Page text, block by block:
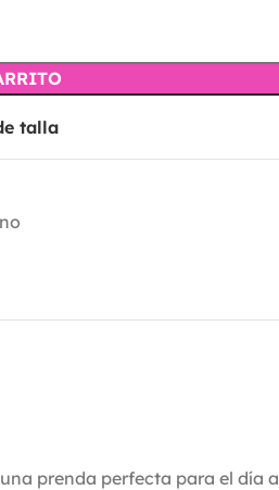
talla
prenda perfecta para el día a